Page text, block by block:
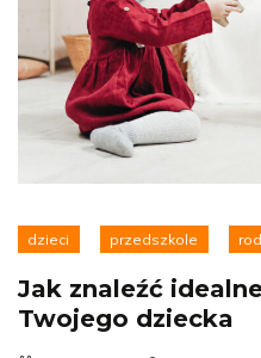
dzieci przedszkole
Jak znaleźć
Twojego dziecka